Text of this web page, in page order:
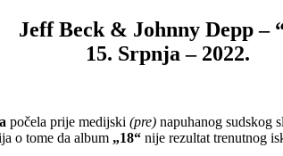
Jeff Beck & Johnny Depp –
15. Srpnja – 2022.
počela prije medijski (pre) napuhanog sudskog
o tome da album „18“ nije rezultat trenutnog